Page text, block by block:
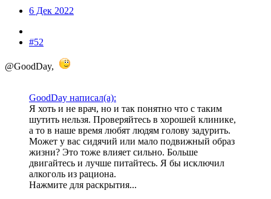
6 Дек 2022
#52
@GoodDay,
GoodDay написал(а):
Я хоть и не врач, но и так понятно что с таким
шутить нельзя. Проверяйтесь в хорошей клинике,
а то в наше время любят людям голову задурить.
Может у вас сидячий или мало подвижный образ
жизни? Это тоже влияет сильно. Больше
двигайтесь и лучше питайтесь. Я бы исключил
алкоголь из рациона.
Нажмите для раскрытия...